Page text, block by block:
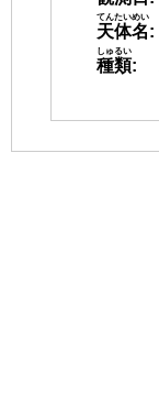
天体名
てんたいめい
:
種類
しゅるい
: